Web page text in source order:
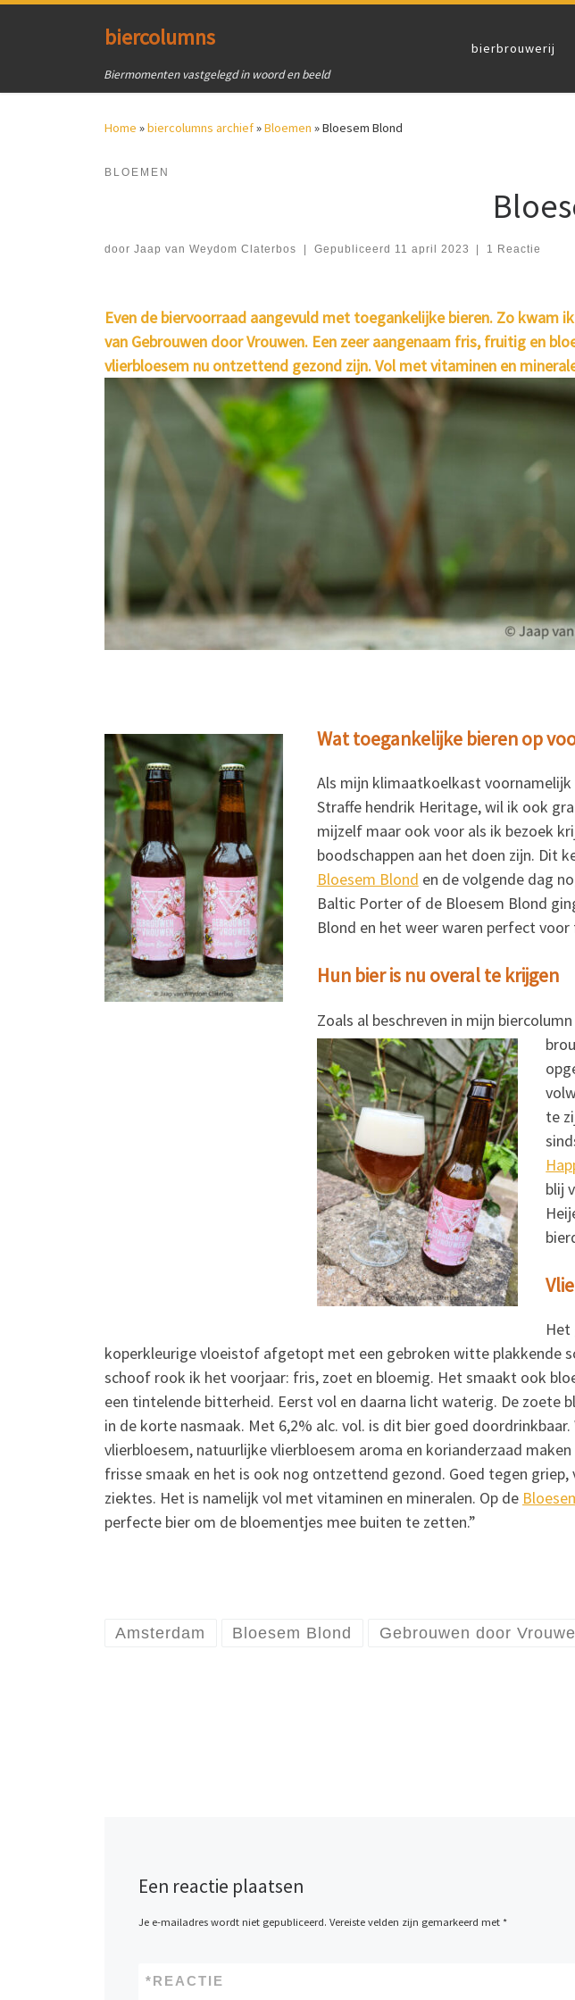
biercolumns
Biermomenten vastgelegd in woord en beeld
bierbrouwerij
Home »biercolumns archief»Bloemen »Bloesem Blond
BLOEMEN
door Jaap van Weydom Claterbos Gepubliceerd 11 april 2023 1 Reactie
Even de biervoorraad aangevuld met toegankelijke bieren. Zo
van Gebrouwen door Vrouwen. Een zeer aangenaam fris, fruitig en
vlierbloesem nu ontzettend gezond zijn. Vol met vitaminen en
Wat toegankelijke bieren op
Als mijn klimaatkoelkast
Straffe hendrik Heritage, wil ik ook
mijzelf maar ook voor als ik bezoek
boodschappen aan het doen zijn. Dit
Bloesem Blond en de volgende dag
Baltic Porter of de Bloesem Blond
Blond en het weer waren perfect
Hun bier is nu overal te krijgen
Zoals al beschreven in mijn
te
blij
Het
koperkleurige vloeistof afgetopt met een gebroken witte plakkende
schoof rook ik het voorjaar: fris, zoet en bloemig. Het smaakt ook
een tintelende bitterheid. Eerst vol en daarna licht waterig. De zoete
in de korte nasmaak. Met 6,2% alc. vol. is dit bier goed
vlierbloesem, natuurlijke vlierbloesem aroma en korianderzaad
frisse smaak en het is ook nog ontzettend gezond. Goed tegen
ziektes. Het is namelijk vol met vitaminen en mineralen. Op de
perfecte bier om de bloementjes mee buiten te zetten.”
Amsterdam Bloesem Blond Gebrouwen door
Een reactie plaatsen
Je e-mailadres wordt niet gepubliceerd. Vereiste velden zijn gemarkeerd met *
REACTIE
*